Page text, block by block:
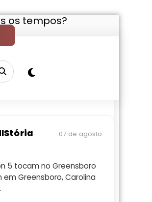
os tempos?
07 de agosto
5 tocam no Greensboro
em Greensboro, Carolina